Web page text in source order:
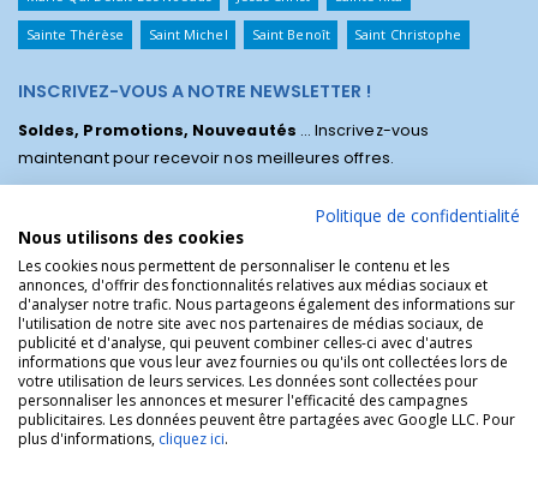
Sainte Thérèse Saint Michel Saint Benoît Saint Christophe
INSCRIVEZ-VOUS A NOTRE NEWSLETTER !
Soldes, Promotions, Nouveautés ... Inscrivez-vous
maintenant pour recevoir nos meilleures offres.
La Boutique des Chrétiens © | La boutique religieuse chrétienne de
référence !.
Politique de confidentialité
Nous utilisons des cookies
Les cookies nous permettent de personnaliser le contenu et les
annonces, d'offrir des fonctionnalités relatives aux médias sociaux et
d'analyser notre trafic. Nous partageons également des informations sur
l'utilisation de notre site avec nos partenaires de médias sociaux, de
publicité et d'analyse, qui peuvent combiner celles-ci avec d'autres
informations que vous leur avez fournies ou qu'ils ont collectées lors de
votre utilisation de leurs services. Les données sont collectées pour
personnaliser les annonces et mesurer l'efficacité des campagnes
publicitaires. Les données peuvent être partagées avec Google LLC. Pour
plus d'informations, cliquez ici.